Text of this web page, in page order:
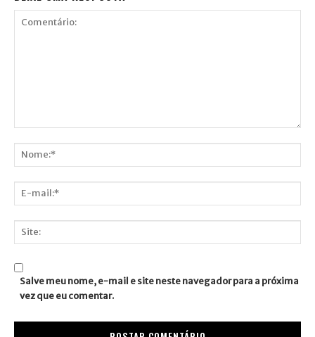
mail:*
Salve meu nome, e-mail e site neste navegador para a próxima
vez que eu comentar.